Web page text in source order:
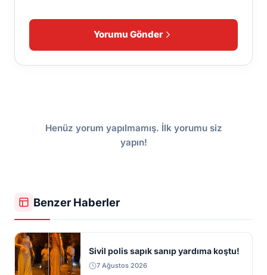
Yorumu Gönder
Henüz yorum yapılmamış. İlk yorumu siz
yapın!
Benzer Haberler
Sivil polis sapık sanıp yardıma koştu!
7 Ağustos 2026